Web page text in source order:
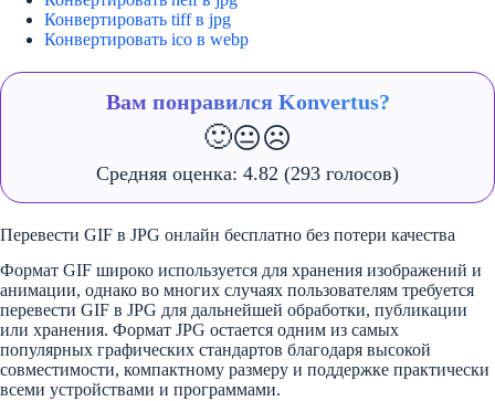
Конвертировать tiff в jpg
Конвертировать ico в webp
Вам понравился Konvertus?
🙂😐☹️
Средняя оценка: 4.82 (293 голосов)
Перевести GIF в JPG онлайн бесплатно без потери качества
Формат GIF широко используется для хранения изображений и
анимации, однако во многих случаях пользователям требуется
перевести GIF в JPG для дальнейшей обработки, публикации
или хранения. Формат JPG остается одним из самых
популярных графических стандартов благодаря высокой
совместимости, компактному размеру и поддержке практически
всеми устройствами и программами.